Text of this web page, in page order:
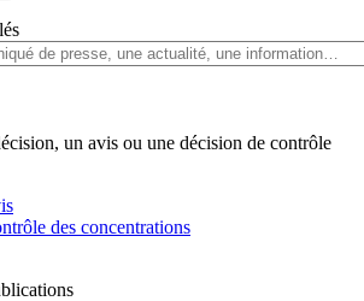
un avis ou une décision de contrôle
des concentrations